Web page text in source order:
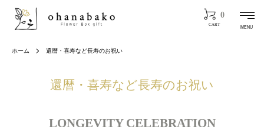
0
CART MENU
ホーム 還暦・喜寿など長寿のお祝い
還暦・喜寿など長寿のお祝い
LONGEVITY CELEBRATION